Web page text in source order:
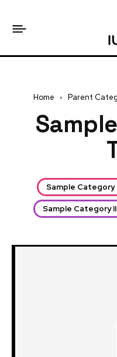
Home Parent
Sample Category
Sample Category